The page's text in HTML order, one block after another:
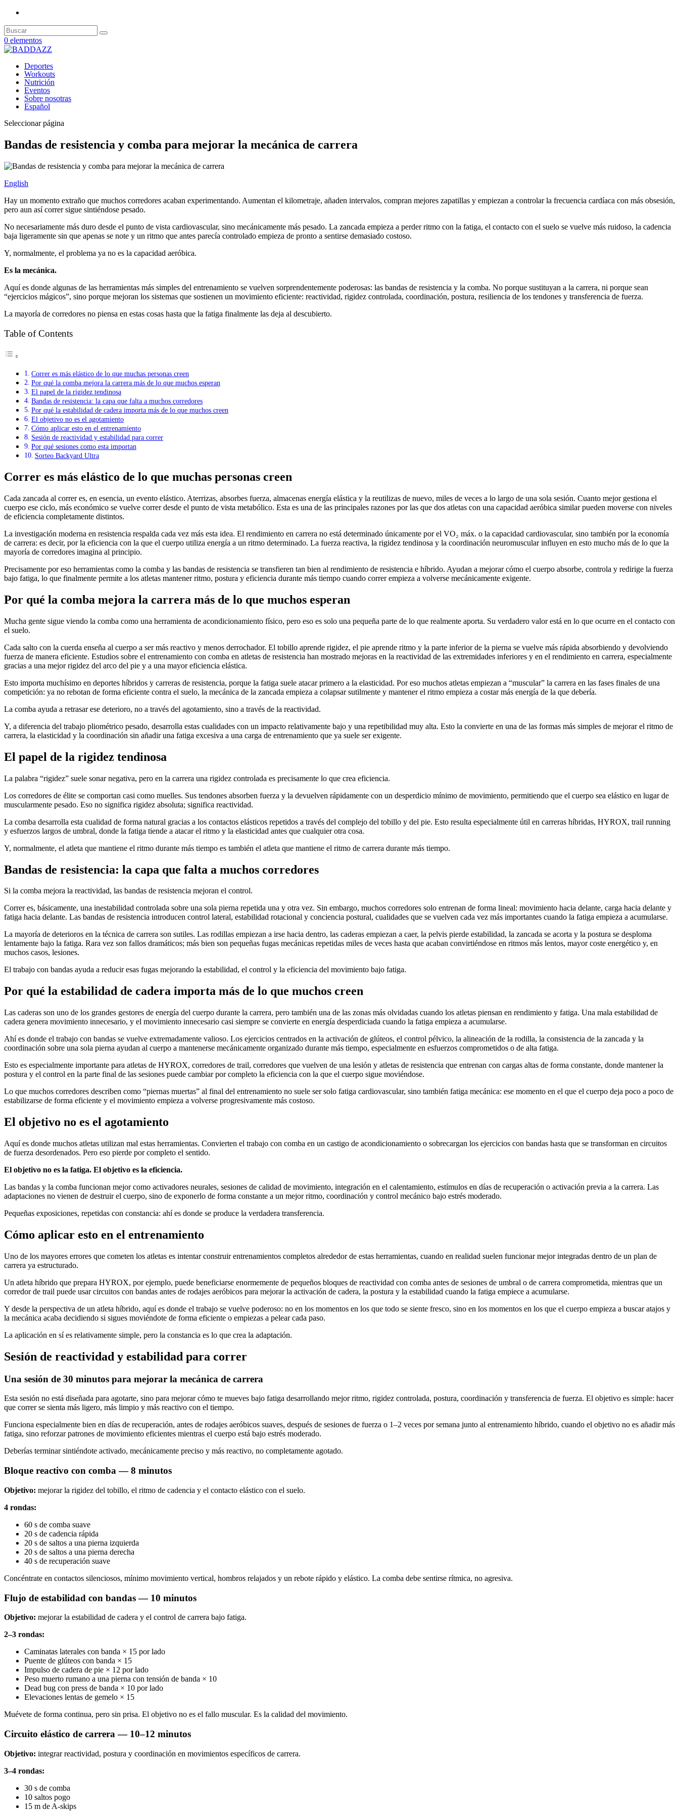
0 elementos
Deportes
Workouts
Nutrición
Eventos
Sobre nosotras
Español
Seleccionar página
Bandas de resistencia y comba para mejorar la mecánica de carrera
English
Hay un momento extraño que muchos corredores acaban experimentando. Aumentan el kilometraje, añaden intervalos, compran mejores zapatillas y empiezan a controlar la frecuencia cardíaca con más obsesión,
pero aun así correr sigue sintiéndose pesado.
No necesariamente más duro desde el punto de vista cardiovascular, sino mecánicamente más pesado. La zancada empieza a perder ritmo con la fatiga, el contacto con el suelo se vuelve más ruidoso, la cadencia
baja ligeramente sin que apenas se note y un ritmo que antes parecía controlado empieza de pronto a sentirse demasiado costoso.
Y, normalmente, el problema ya no es la capacidad aeróbica.
Es la mecánica.
Aquí es donde algunas de las herramientas más simples del entrenamiento se vuelven sorprendentemente poderosas: las bandas de resistencia y la comba. No porque sustituyan a la carrera, ni porque sean
“ejercicios mágicos”, sino porque mejoran los sistemas que sostienen un movimiento eficiente: reactividad, rigidez controlada, coordinación, postura, resiliencia de los tendones y transferencia de fuerza.
La mayoría de corredores no piensa en estas cosas hasta que la fatiga finalmente las deja al descubierto.
Table of Contents
Correr es más elástico de lo que muchas personas creen
Por qué la comba mejora la carrera más de lo que muchos esperan
El papel de la rigidez tendinosa
Bandas de resistencia: la capa que falta a muchos corredores
Por qué la estabilidad de cadera importa más de lo que muchos creen
El objetivo no es el agotamiento
Cómo aplicar esto en el entrenamiento
Sesión de reactividad y estabilidad para correr
Por qué sesiones como esta importan
Sorteo Backyard Ultra
Correr es más elástico de lo que muchas personas creen
Cada zancada al correr es, en esencia, un evento elástico. Aterrizas, absorbes fuerza, almacenas energía elástica y la reutilizas de nuevo, miles de veces a lo largo de una sola sesión. Cuanto mejor gestiona el
cuerpo ese ciclo, más económico se vuelve correr desde el punto de vista metabólico. Esta es una de las principales razones por las que dos atletas con una capacidad aeróbica similar pueden moverse con niveles
de eficiencia completamente distintos.
La investigación moderna en resistencia respalda cada vez más esta idea. El rendimiento en carrera no está determinado únicamente por el VO₂ máx. o la capacidad cardiovascular, sino también por la economía
de carrera: es decir, por la eficiencia con la que el cuerpo utiliza energía a un ritmo determinado. La fuerza reactiva, la rigidez tendinosa y la coordinación neuromuscular influyen en esto mucho más de lo que la
mayoría de corredores imagina al principio.
Precisamente por eso herramientas como la comba y las bandas de resistencia se transfieren tan bien al rendimiento de resistencia e híbrido. Ayudan a mejorar cómo el cuerpo absorbe, controla y redirige la fuerza
bajo fatiga, lo que finalmente permite a los atletas mantener ritmo, postura y eficiencia durante más tiempo cuando correr empieza a volverse mecánicamente exigente.
Por qué la comba mejora la carrera más de lo que muchos esperan
Mucha gente sigue viendo la comba como una herramienta de acondicionamiento físico, pero eso es solo una pequeña parte de lo que realmente aporta. Su verdadero valor está en lo que ocurre en el contacto con
el suelo.
Cada salto con la cuerda enseña al cuerpo a ser más reactivo y menos derrochador. El tobillo aprende rigidez, el pie aprende ritmo y la parte inferior de la pierna se vuelve más rápida absorbiendo y devolviendo
fuerza de manera eficiente. Estudios sobre el entrenamiento con comba en atletas de resistencia han mostrado mejoras en la reactividad de las extremidades inferiores y en el rendimiento en carrera, especialmente
gracias a una mejor rigidez del arco del pie y a una mayor eficiencia elástica.
Esto importa muchísimo en deportes híbridos y carreras de resistencia, porque la fatiga suele atacar primero a la elasticidad. Por eso muchos atletas empiezan a “muscular” la carrera en las fases finales de una
competición: ya no rebotan de forma eficiente contra el suelo, la mecánica de la zancada empieza a colapsar sutilmente y mantener el ritmo empieza a costar más energía de la que debería.
La comba ayuda a retrasar ese deterioro, no a través del agotamiento, sino a través de la reactividad.
Y, a diferencia del trabajo pliométrico pesado, desarrolla estas cualidades con un impacto relativamente bajo y una repetibilidad muy alta. Esto la convierte en una de las formas más simples de mejorar el ritmo de
carrera, la elasticidad y la coordinación sin añadir una fatiga excesiva a una carga de entrenamiento que ya suele ser exigente.
El papel de la rigidez tendinosa
La palabra “rigidez” suele sonar negativa, pero en la carrera una rigidez controlada es precisamente lo que crea eficiencia.
Los corredores de élite se comportan casi como muelles. Sus tendones absorben fuerza y la devuelven rápidamente con un desperdicio mínimo de movimiento, permitiendo que el cuerpo sea elástico en lugar de
muscularmente pesado. Eso no significa rigidez absoluta; significa reactividad.
La comba desarrolla esta cualidad de forma natural gracias a los contactos elásticos repetidos a través del complejo del tobillo y del pie. Esto resulta especialmente útil en carreras híbridas, HYROX, trail running
y esfuerzos largos de umbral, donde la fatiga tiende a atacar el ritmo y la elasticidad antes que cualquier otra cosa.
Y, normalmente, el atleta que mantiene el ritmo durante más tiempo es también el atleta que mantiene el ritmo de carrera durante más tiempo.
Bandas de resistencia: la capa que falta a muchos corredores
Si la comba mejora la reactividad, las bandas de resistencia mejoran el control.
Correr es, básicamente, una inestabilidad controlada sobre una sola pierna repetida una y otra vez. Sin embargo, muchos corredores solo entrenan de forma lineal: movimiento hacia delante, carga hacia delante y
fatiga hacia delante. Las bandas de resistencia introducen control lateral, estabilidad rotacional y conciencia postural, cualidades que se vuelven cada vez más importantes cuando la fatiga empieza a acumularse.
La mayoría de deterioros en la técnica de carrera son sutiles. Las rodillas empiezan a irse hacia dentro, las caderas empiezan a caer, la pelvis pierde estabilidad, la zancada se acorta y la postura se desploma
lentamente bajo la fatiga. Rara vez son fallos dramáticos; más bien son pequeñas fugas mecánicas repetidas miles de veces hasta que acaban convirtiéndose en ritmos más lentos, mayor coste energético y, en
muchos casos, lesiones.
El trabajo con bandas ayuda a reducir esas fugas mejorando la estabilidad, el control y la eficiencia del movimiento bajo fatiga.
Por qué la estabilidad de cadera importa más de lo que muchos creen
Las caderas son uno de los grandes gestores de energía del cuerpo durante la carrera, pero también una de las zonas más olvidadas cuando los atletas piensan en rendimiento y fatiga. Una mala estabilidad de
cadera genera movimiento innecesario, y el movimiento innecesario casi siempre se convierte en energía desperdiciada cuando la fatiga empieza a acumularse.
Ahí es donde el trabajo con bandas se vuelve extremadamente valioso. Los ejercicios centrados en la activación de glúteos, el control pélvico, la alineación de la rodilla, la consistencia de la zancada y la
coordinación sobre una sola pierna ayudan al cuerpo a mantenerse mecánicamente organizado durante más tiempo, especialmente en esfuerzos comprometidos o de alta fatiga.
Esto es especialmente importante para atletas de HYROX, corredores de trail, corredores que vuelven de una lesión y atletas de resistencia que entrenan con cargas altas de forma constante, donde mantener la
postura y el control en la parte final de las sesiones puede cambiar por completo la eficiencia con la que el cuerpo sigue moviéndose.
Lo que muchos corredores describen como “piernas muertas” al final del entrenamiento no suele ser solo fatiga cardiovascular, sino también fatiga mecánica: ese momento en el que el cuerpo deja poco a poco de
estabilizarse de forma eficiente y el movimiento empieza a volverse progresivamente más costoso.
El objetivo no es el agotamiento
Aquí es donde muchos atletas utilizan mal estas herramientas. Convierten el trabajo con comba en un castigo de acondicionamiento o sobrecargan los ejercicios con bandas hasta que se transforman en circuitos
de fuerza desordenados. Pero eso pierde por completo el sentido.
El objetivo no es la fatiga. El objetivo es la eficiencia.
Las bandas y la comba funcionan mejor como activadores neurales, sesiones de calidad de movimiento, integración en el calentamiento, estímulos en días de recuperación o activación previa a la carrera. Las
adaptaciones no vienen de destruir el cuerpo, sino de exponerlo de forma constante a un mejor ritmo, coordinación y control mecánico bajo estrés moderado.
Pequeñas exposiciones, repetidas con constancia: ahí es donde se produce la verdadera transferencia.
Cómo aplicar esto en el entrenamiento
Uno de los mayores errores que cometen los atletas es intentar construir entrenamientos completos alrededor de estas herramientas, cuando en realidad suelen funcionar mejor integradas dentro de un plan de
carrera ya estructurado.
Un atleta híbrido que prepara HYROX, por ejemplo, puede beneficiarse enormemente de pequeños bloques de reactividad con comba antes de sesiones de umbral o de carrera comprometida, mientras que un
corredor de trail puede usar circuitos con bandas antes de rodajes aeróbicos para mejorar la activación de cadera, la postura y la estabilidad cuando la fatiga empiece a acumularse.
Y desde la perspectiva de un atleta híbrido, aquí es donde el trabajo se vuelve poderoso: no en los momentos en los que todo se siente fresco, sino en los momentos en los que el cuerpo empieza a buscar atajos y
la mecánica acaba decidiendo si sigues moviéndote de forma eficiente o empiezas a pelear cada paso.
La aplicación en sí es relativamente simple, pero la constancia es lo que crea la adaptación.
Sesión de reactividad y estabilidad para correr
Una sesión de 30 minutos para mejorar la mecánica de carrera
Esta sesión no está diseñada para agotarte, sino para mejorar cómo te mueves bajo fatiga desarrollando mejor ritmo, rigidez controlada, postura, coordinación y transferencia de fuerza. El objetivo es simple: hacer
que correr se sienta más ligero, más limpio y más reactivo con el tiempo.
Funciona especialmente bien en días de recuperación, antes de rodajes aeróbicos suaves, después de sesiones de fuerza o 1–2 veces por semana junto al entrenamiento híbrido, cuando el objetivo no es añadir más
fatiga, sino reforzar patrones de movimiento eficientes mientras el cuerpo está bajo estrés moderado.
Deberías terminar sintiéndote activado, mecánicamente preciso y más reactivo, no completamente agotado.
Bloque reactivo con comba — 8 minutos
Objetivo: mejorar la rigidez del tobillo, el ritmo de cadencia y el contacto elástico con el suelo.
4 rondas:
60 s de comba suave
20 s de cadencia rápida
20 s de saltos a una pierna izquierda
20 s de saltos a una pierna derecha
40 s de recuperación suave
Concéntrate en contactos silenciosos, mínimo movimiento vertical, hombros relajados y un rebote rápido y elástico. La comba debe sentirse rítmica, no agresiva.
Flujo de estabilidad con bandas — 10 minutos
Objetivo: mejorar la estabilidad de cadera y el control de carrera bajo fatiga.
2–3 rondas:
Caminatas laterales con banda × 15 por lado
Puente de glúteos con banda × 15
Impulso de cadera de pie × 12 por lado
Peso muerto rumano a una pierna con tensión de banda × 10
Dead bug con press de banda × 10 por lado
Elevaciones lentas de gemelo × 15
Muévete de forma continua, pero sin prisa. El objetivo no es el fallo muscular. Es la calidad del movimiento.
Circuito elástico de carrera — 10–12 minutos
Objetivo: integrar reactividad, postura y coordinación en movimientos específicos de carrera.
3–4 rondas:
30 s de comba
10 saltos pogo
15 m de A-skips